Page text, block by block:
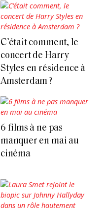
C’était comment, le
concert de Harry
Styles en résidence à
Amsterdam ?
6 films à ne pas
manquer en mai au
cinéma